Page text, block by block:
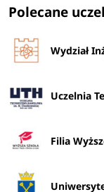
Polecane
Wydział
Uczelnia
Filia Wyższej